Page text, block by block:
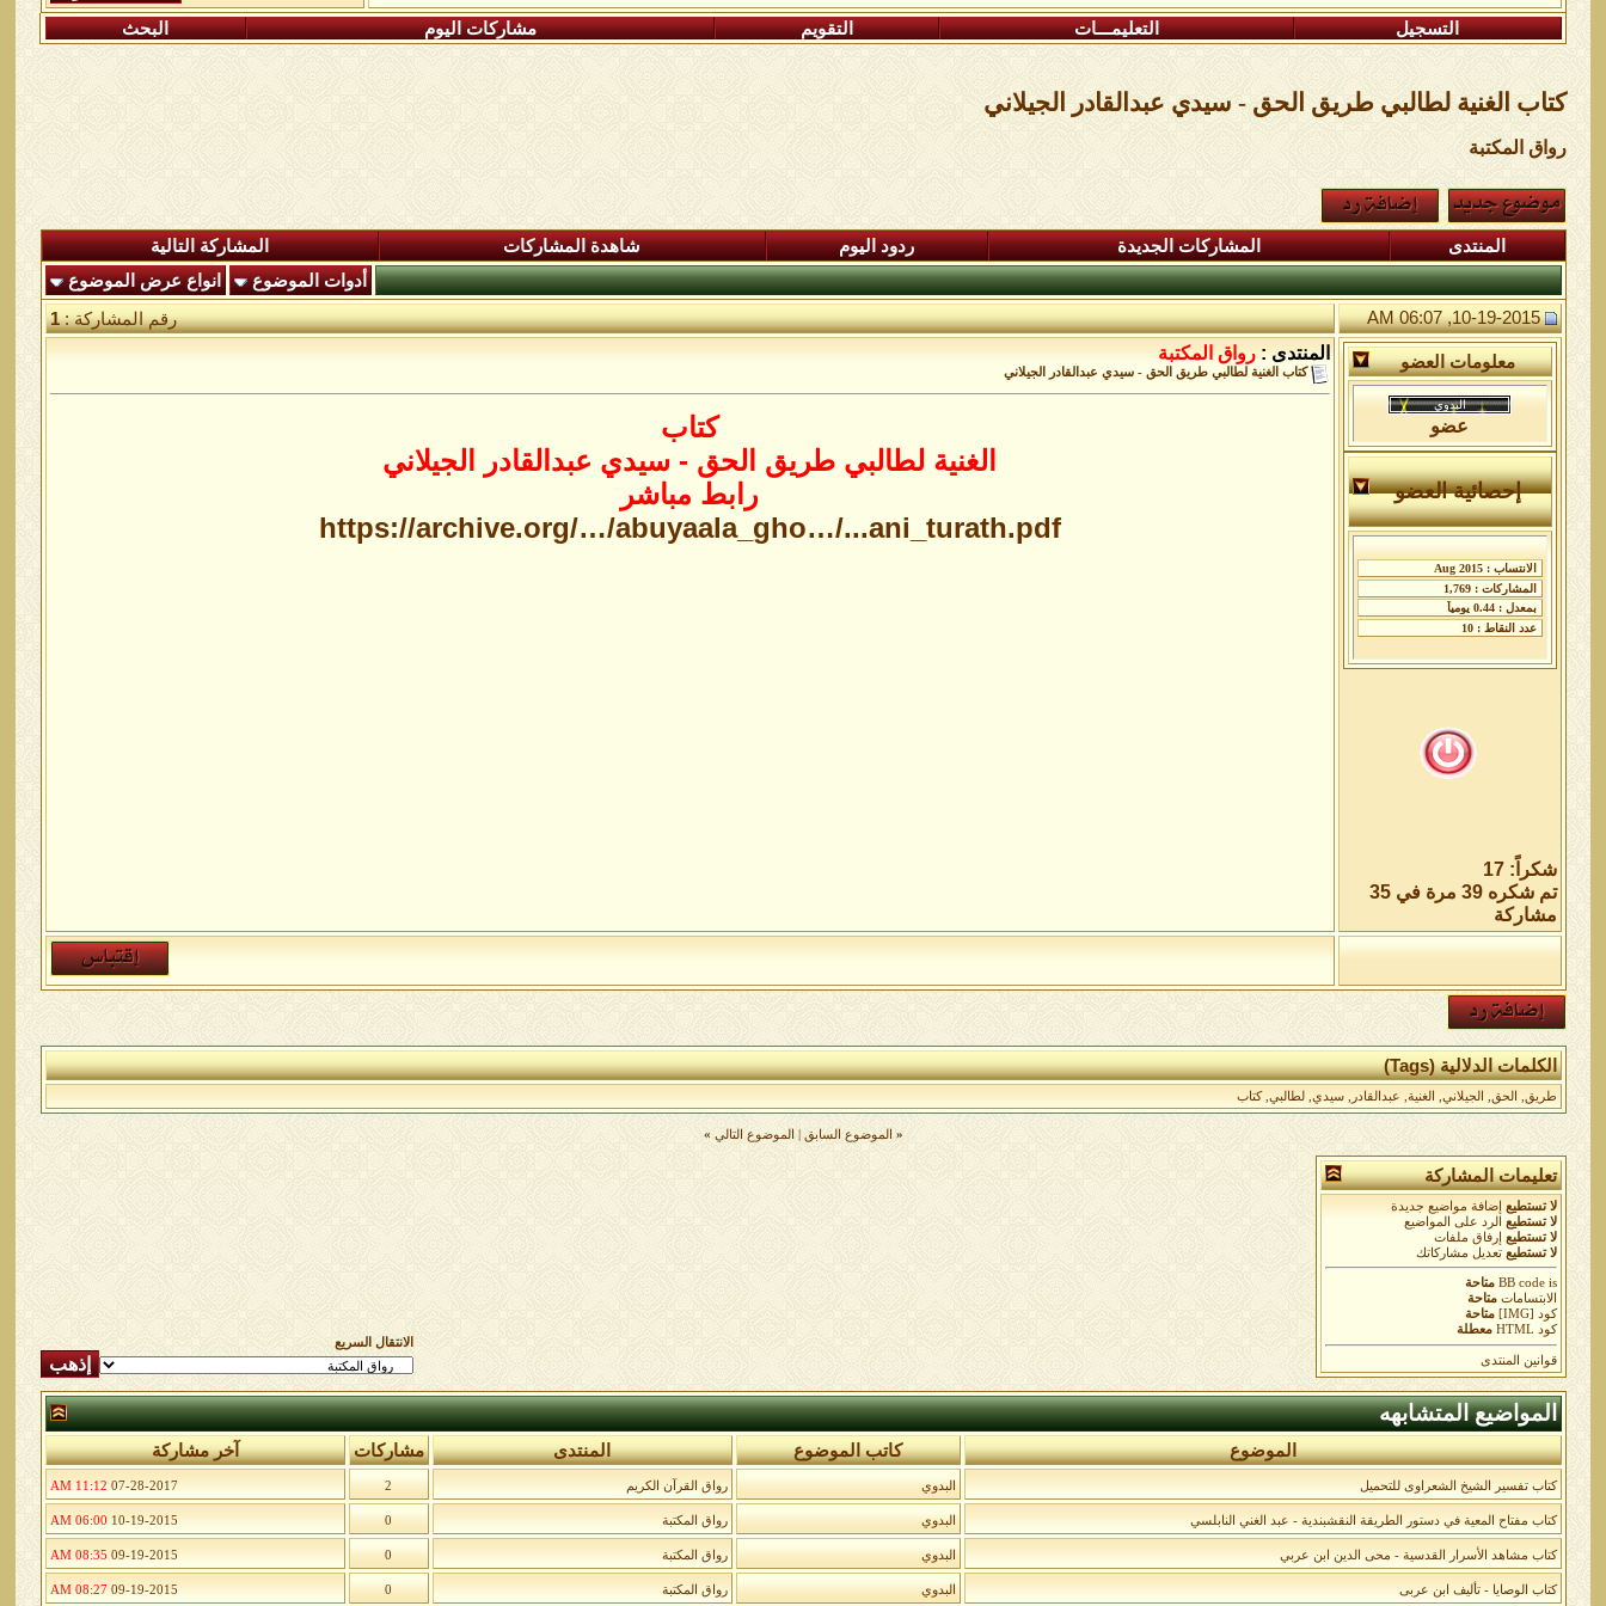
التسجيل التعليمـــات التقويم مشاركات اليوم البحث
كتاب الغنية لطالبي طريق الحق - سيدي عبدالقادر الجيلاني
رواق المكتبة
المنتدى المشاركات الجديدة ردود اليوم شاهدة المشاركات
المشاركة التالية
أدوات الموضوع
انواع عرض الموضوع
10-19-2015, 06:07 AM
رقم المشاركة :1
معلومات العضو
عضو
إحصائية العضو
شكراً: 17
تم شكره 39 مرة في 35
مشاركة
المنتدى : رواق المكتبة
كتاب الغنية لطالبي طريق الحق - سيدي عبدالقادر الجيلاني
كتاب
الغنية لطالبي طريق الحق - سيدي عبدالقادر الجيلاني
رابط مباشر
https://archive.org/…/abuyaala_gho…/...ani_turath.pdf
الكلمات الدلالية (Tags)
طريق الحق الجيلاني الغنية عبدالقادر ,سيدي ,لطالبي ,كتاب
« الموضوع السابق الموضوع التالي »
تعليمات المشاركة
لا تستطيع
إضافة مواضيع جديدة
لا تستطيع
الرد على المواضيع
لا تستطيع
إرفاق ملفات
لا تستطيع تعديل مشاركاتك
BB codeis
متاحة
الابتسامات متاحة
كود [IMG]
متاحة
كود HTML
معطلة
قوانين المنتدى
الانتقال السريع
المواضيع المتشابهه
الموضوع كاتب الموضوع المنتدى مشاركات آخر مشاركة
كتاب تفسير الشيخ الشعراوى للتحميل البدوي رواق القرآن الكريم 2
07-28-2017
11:12 AM
كتاب مفتاح المعية في دستور الطريقة النقشبندية - عبد الغني النابلسي البدوي رواق المكتبة 0
10-19-2015
06:00 AM
كتاب مشاهد الأسرار القدسية - محى الدين ابن عربي البدوي رواق المكتبة 0
09-19-2015
08:35 AM
كتاب الوصايا - تأليف ابن عربى البدوي رواق المكتبة 0
09-19-2015
08:27 AM